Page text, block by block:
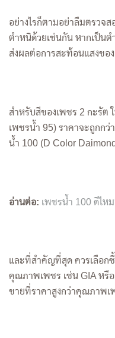
อย่างไรก็ตามอย่าลืมตรวจ
ตำหนิด้วยเช่นกัน หากเป็น
ส่งผลต่อการสะท้อนแสงขอ
สำหรับสีของเพชร 2 กะรัต
เพชรน้ำ 95) ราคาจะถูกกว่
น้ำ 100 (D Color
อ่านต่อ: เพชรน้ำ 100 ดีไห
และที่สำคัญที่สุด ควรเลือก
คุณภาพเพชร เช่น GIA หรื
ขายที่ราคาสูงกว่าคุณภาพเ